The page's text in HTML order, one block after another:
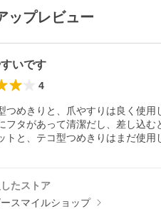
ップレビュー
いです
4
つめきりと、爪やすりは良く使用
フタがあって清潔だし、差し込む
トと、テコ型つめきりはまだ使用
たストア
スマイルショップ